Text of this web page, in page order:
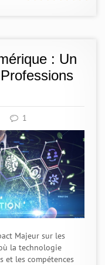
: Un
1
Majeur sur les
la technologie
et les compétences